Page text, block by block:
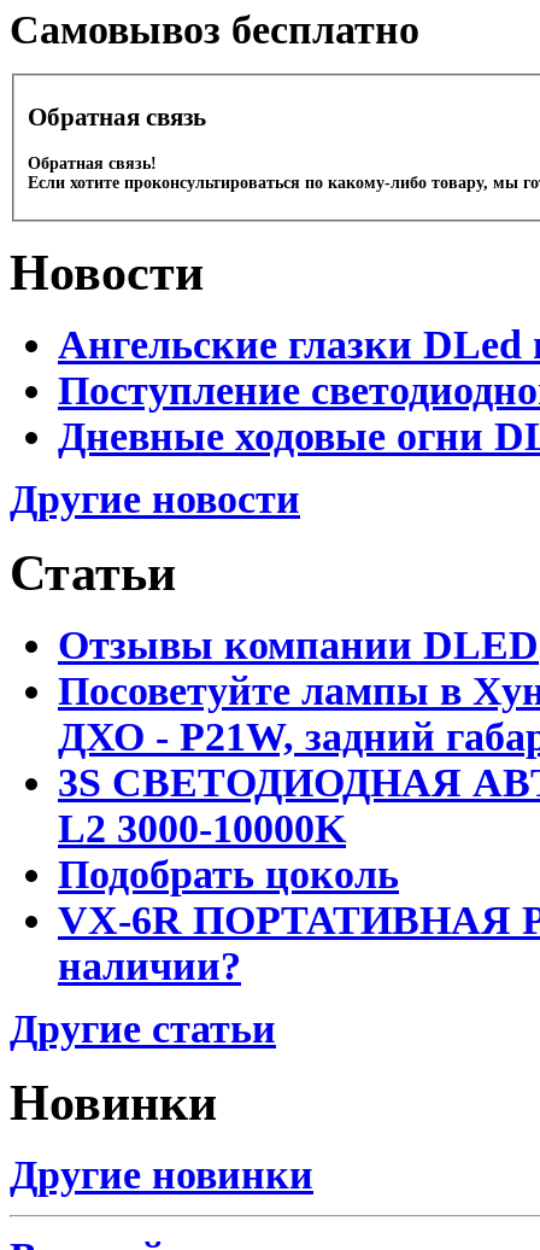
Cамовывоз бесплатно
Обратная связь
Обратная связь!
Если хотите проконсультироваться по какому-либо товару, мы
Новости
Ангельские глазки DLed
Поступление
Дневные ходовые огни
Другие новости
Статьи
Отзывы компании DLED
Посоветуйте лампы в
ДХО - P21W, задний
3S СВЕТОДИОДНАЯ
L2 3000-10000K
Подобрать цоколь
VX-6R ПОРТАТИВНАЯ
наличии?
Другие статьи
Новинки
Другие новинки